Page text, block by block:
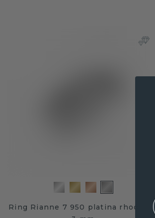
Ring Rianne 7 950 platina rhodoliet